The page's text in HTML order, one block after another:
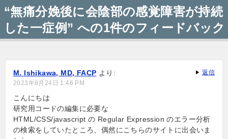
稿
ナ
ビ
ー
ョ
ン
“無痛分娩後に会陰部の感覚障害が持続
した一症例” への1件のフィードバック
M. Ishikawa, MD, FACP より:
2023年8月24日 1:46 PM
こんにちは
研究用コードの編集に必要な
HTML/CSS/javascript の Regular Expression のエラー分析
の検索をしていたところ、偶然にこちらのサイトに出会いま
返信